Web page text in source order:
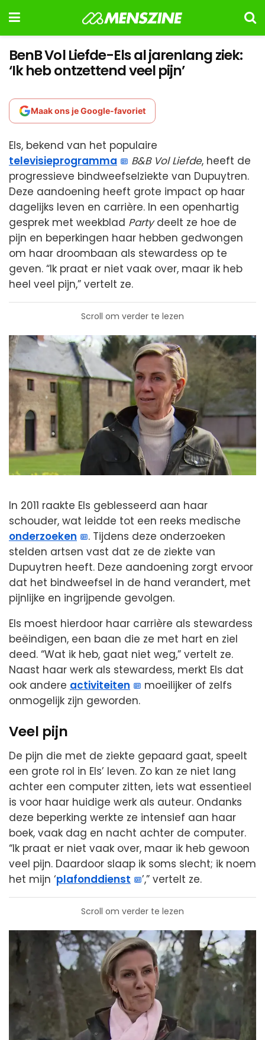
BenB Vol Liefde-Els al jarenlang ziek:
‘Ik heb ontzettend veel pijn’
Maak ons je Google-favoriet
Els, bekend van het populaire
televisieprogramma
B&B Vol Liefde, heeft de
progressieve bindweefselziekte van Dupuytren.
Deze aandoening heeft grote impact op haar
dagelijks leven en carrière. In een openhartig
gesprek met weekblad Partydeelt ze hoe de
pijn en beperkingen haar hebben gedwongen
om haar droombaan als stewardess op te
geven. “Ik praat er niet vaak over, maar ik heb
heel veel pijn,” vertelt ze.
Scroll om verder te lezen
In 2011 raakte Els geblesseerd aan haar
schouder, wat leidde tot een reeks medische
onderzoeken
. Tijdens deze onderzoeken
stelden artsen vast dat ze de ziekte van
Dupuytren heeft. Deze aandoening zorgt ervoor
dat het bindweefsel in de hand verandert, met
pijnlijke en ingrijpende gevolgen.
Els moest hierdoor haar carrière als stewardess
beëindigen, een baan die ze met hart en ziel
deed. “Wat ik heb, gaat niet weg,” vertelt ze.
Naast haar werk als stewardess, merkt Els dat
ook andere activiteiten
moeilijker of zelfs
onmogelijk zijn geworden.
Veel pijn
De pijn die met de ziekte gepaard gaat, speelt
een grote rol in Els’ leven. Zo kan ze niet lang
achter een computer zitten, iets wat essentieel
is voor haar huidige werk als auteur. Ondanks
deze beperking werkte ze intensief aan haar
boek, vaak dag en nacht achter de computer.
“Ik praat er niet vaak over, maar ik heb gewoon
veel pijn. Daardoor slaap ik soms slecht; ik noem
het mijn ‘plafonddienst ’,” vertelt ze.
Scroll om verder te lezen